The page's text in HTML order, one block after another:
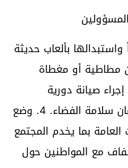
واستبدالها بألعاب حديثة
مطاطية أو مغطاة
آمنة لحماية الأطفال. 3. إجراء صيانة دورية
مستمرة بإشراف مختصين لضمان سلامة الفضاء. 4. وضع
بما يخدم المجتمع
حوار شفاف مع المواطنين حول